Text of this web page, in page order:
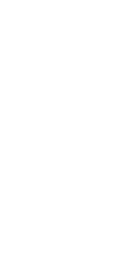
La familia señala
agotado, lo que
“Estamos aquí su
supe del ingreso”,
posible, pero su
El seguro
acompañamiento
inviable dado su
Serradilla pueda
La alternativa más
avión ambulancia,
es muy elevado y